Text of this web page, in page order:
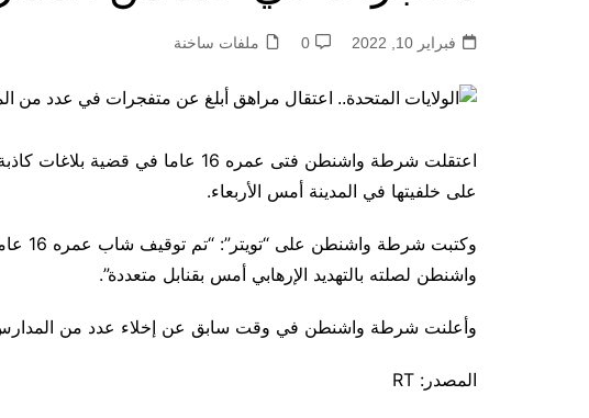
فبراير 10, 2022 0 ملفات ساخنة
اعتقلت شرطة واشنطن فتى عمره 16
على خلفيتها في المدينة أمس الأربعاء.
واشنطن لصلته بالتهديد الإرهابي أمس بقنابل متعددة”.
وأعلنت شرطة واشنطن في وقت سابق عن إخلاء عدد من المدارس
المصدر: RT